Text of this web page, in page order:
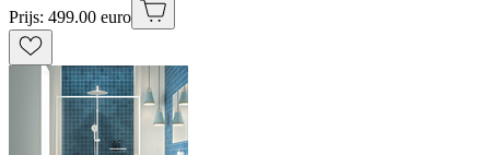
Prijs: 499.00 euro